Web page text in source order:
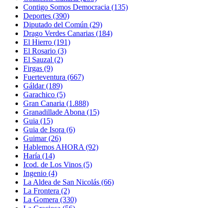
Contigo Somos Democracia (135)
Deportes (390)
Diputado del Común (29)
Drago Verdes Canarias (184)
El Hierro (191)
El Rosario (3)
El Sauzal (2)
Firgas (9)
Fuerteventura (667)
Gáldar(189)
Garachico (5)
Gran Canaria (1.888)
Granadillade Abona (15)
Guia (15)
Guia de Isora (6)
Guimar(26)
Hablemos AHORA (92)
Haría (14)
Icod. de Los Vinos (5)
Ingenio (4)
La Aldea de San Nicolás (66)
La Frontera (2)
La Gomera (330)